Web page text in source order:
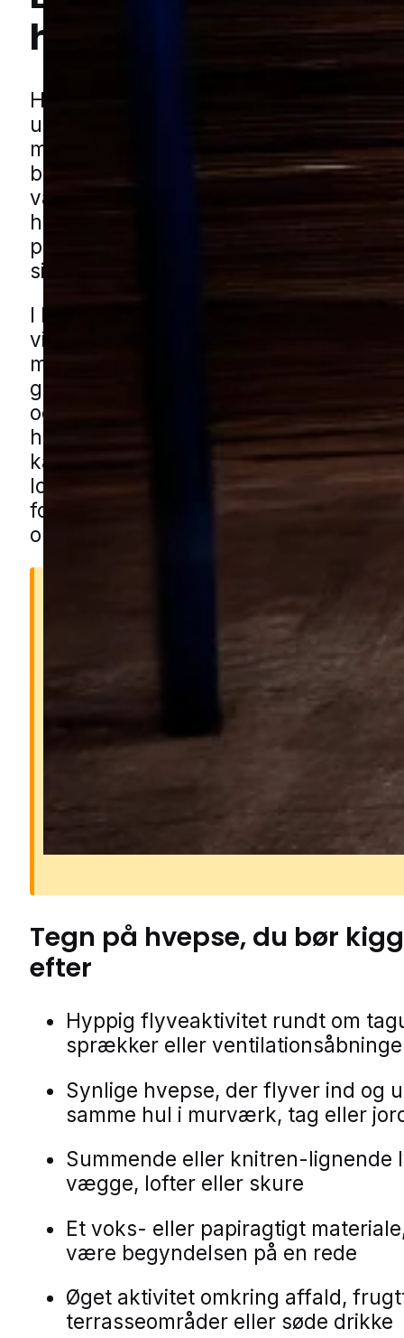
hvepse
Hvepse kan hurtigt gøre udendørs
utrygge, når de bygger rede tæt på
mennesker. I et område med både
boligkvarterer og nyere parcelhuse
være mange egnede gemmesteder
hvepserede. Derfor vælger mange at
professionel hjælp, så reden bliver
sikkert og effektivt uden unødvendig
I Ikast opdages hvepsereder ofte
villaveje, i carporte, haveskure eller
mindre bygninger som skure og
grønne fællesarealer, små lokale
og haver med hække og buskads
hvepse, når de søger et roligt sted til
kan få hvepsehjælp i Ikast gennem
lokale partnere. Udfyld blot
forbinder vi dig med en erfaren
området.
Risikoen ved hvepse
Hvepse kan være aggressive, især
på sommeren, hvor de søger søde
og bliver mere nærgående. Deres
kan gøre ondt og kan i sjældne
udløse alvorlige allergiske
Hvis en hveps føler sig truet, kan
Tegn på hvepse, du bør
efter
Hyppig flyveaktivitet rundt om
sprækker eller
Synlige hvepse, der flyver ind og
samme hul i murværk, tag eller
Summende eller knitren-lignende
vægge, lofter eller skure
Et voks- eller papiragtigt
være begyndelsen på en rede
Øget aktivitet omkring affald,
terrasseområder eller søde drikke
Hej! Hvordan kan jeg hjælpe dig? Har du nogen spørgsmål?